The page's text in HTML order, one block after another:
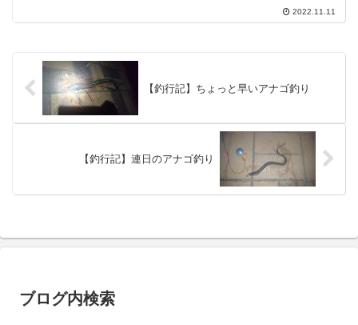
始めるだろうと、実は10月下旬ごろから3
回ほど浜に通っています・・・。が、惨
2022.11.11
【釣行記】ちょっと早いアナゴ釣り
【釣行記】連日のアナゴ釣り
ブログ内検索